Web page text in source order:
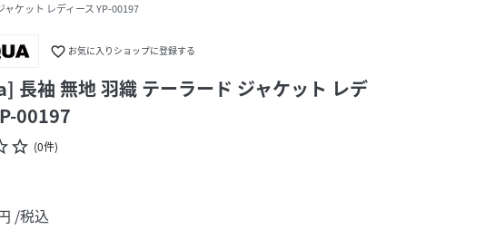
ケット レディース YP-00197
favorite_border お気に入りショップに登録する
長袖 無地 羽織 テーラード ジャケット レデ
00197
star_border (0件)
/税込